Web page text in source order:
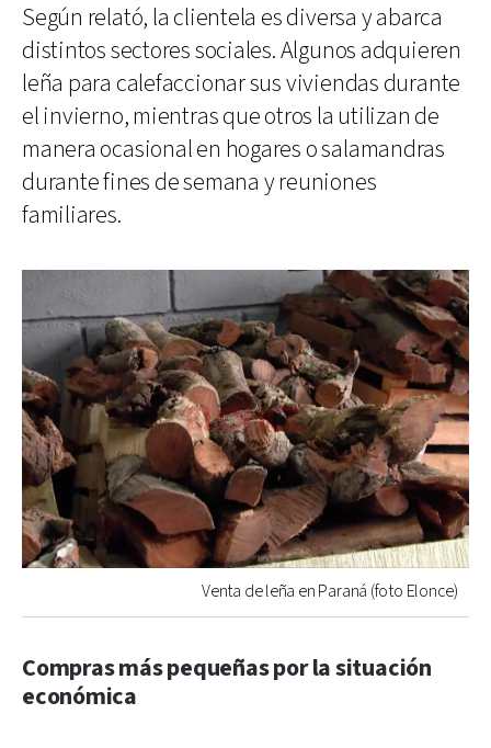
Según relató, la clientela es diversa y abarca
distintos sectores sociales. Algunos adquieren
leña para calefaccionar sus viviendas durante
el invierno, mientras que otros la utilizan de
manera ocasional en hogares o salamandras
durante fines de semana y reuniones
familiares.
Venta de leña en Paraná (foto Elonce)
Compras más pequeñas por la situación
económica